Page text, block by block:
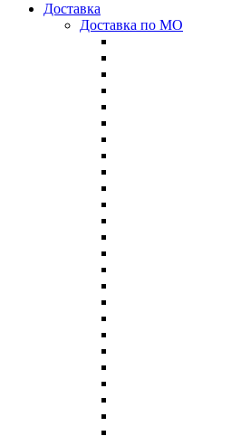
Доставка
Доставка по МО